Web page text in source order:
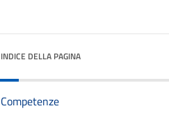
INDICE DELLA PAGINA
Competenze